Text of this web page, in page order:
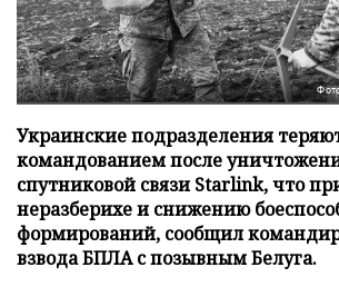
Украинские подразделения
командованием после
спутниковой связи Starlink, что
неразберихе и снижению
формирований, сообщил командир
взвода БПЛА с позывным Белуга.